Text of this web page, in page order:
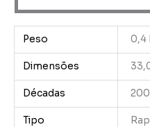
Peso 0,4
Dimensões
Décadas
Tipo Rap